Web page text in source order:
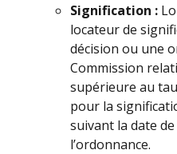
Signification :
locateur de
décision ou une
Commission
supérieure au
pour la
suivant la date
l’ordonnance.